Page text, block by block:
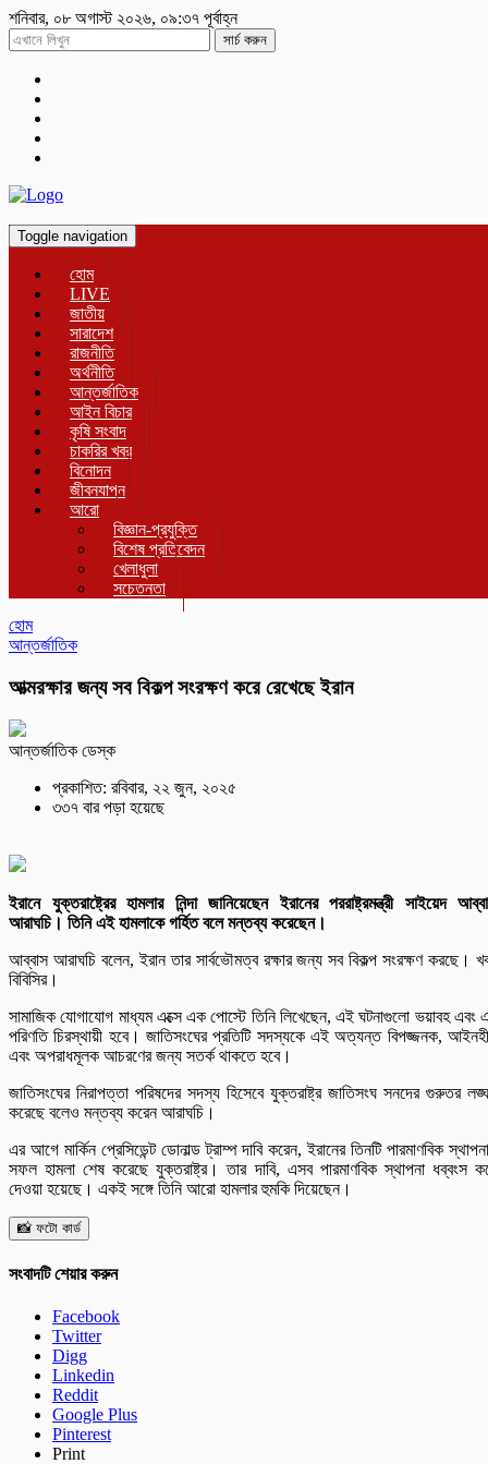
শনিবার, ০৮ অগাস্ট ২০২৬, ০৯:৩৭ পূর্বাহ্ন
সার্চ করুন
Toggle navigation
হোম
LIVE
জাতীয়
সারাদেশ
রাজনীতি
অর্থনীতি
আন্তর্জাতিক
আইন বিচার
কৃষি সংবাদ
চাকরির খবর
বিনোদন
জীবনযাপন
আরো
বিজ্ঞান-প্রযুক্তি
বিশেষ প্রতিবেদন
খেলাধুলা
সচেতনতা
হোম
আন্তর্জাতিক
আত্মরক্ষার জন্য সব বিকল্প সংরক্ষণ করে রেখেছে ইরান
আন্তর্জাতিক ডেস্ক
প্রকাশিত: রবিবার, ২২ জুন, ২০২৫
৩৩৭ বার পড়া হয়েছে
ইরানে যুক্তরাষ্ট্রের হামলার নিন্দা জানিয়েছেন ইরানের পররাষ্ট্রমন্ত্রী সাইয়েদ
আরাঘচি। তিনি এই হামলাকে গর্হিত বলে মন্তব্য করেছেন।
আব্বাস আরাঘচি বলেন, ইরান তার সার্বভৌমত্ব রক্ষার জন্য সব বিকল্প সংরক্ষণ করছে।
বিবিসির।
সামাজিক যোগাযোগ মাধ্যম এক্সে এক পোস্টে তিনি লিখেছেন, এই ঘটনাগুলো ভয়াবহ এবং
পরিণতি চিরস্থায়ী হবে। জাতিসংঘের প্রতিটি সদস্যকে এই অত্যন্ত বিপজ্জনক,
এবং অপরাধমূলক আচরণের জন্য সতর্ক থাকতে হবে।
জাতিসংঘের নিরাপত্তা পরিষদের সদস্য হিসেবে যুক্তরাষ্ট্র জাতিসংঘ সনদের গুরুতর
করেছে বলেও মন্তব্য করেন আরাঘচি।
এর আগে মার্কিন প্রেসিডেন্ট ডোনাল্ড ট্রাম্প দাবি করেন, ইরানের তিনটি পারমাণবিক
সফল হামলা শেষ করেছে যুক্তরাষ্ট্র। তার দাবি, এসব পারমাণবিক স্থাপনা ধব্বংস
দেওয়া হয়েছে। একই সঙ্গে তিনি আরো হামলার হুমকি দিয়েছেন।
📸 ফটো কার্ড
সংবাদটি শেয়ার করুন
Facebook
Twitter
Digg
Linkedin
Reddit
Google Plus
Pinterest
Print